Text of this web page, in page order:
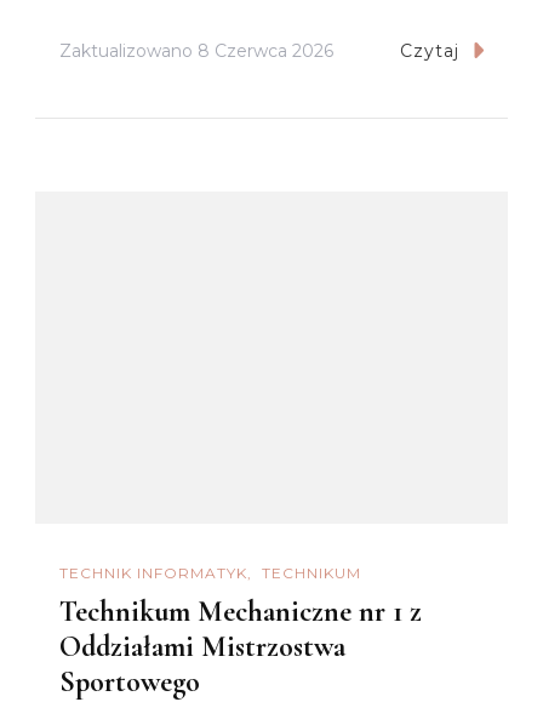
Zaktualizowano 8 Czerwca 2026 Czytaj
TECHNIK INFORMATYK TECHNIKUM
Technikum Mechaniczne nr 1 z
Oddziałami Mistrzostwa
Sportowego